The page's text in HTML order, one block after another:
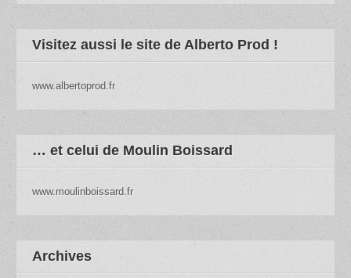
Visitez aussi le site de Alberto Prod !
www.albertoprod.fr
… et celui de Moulin Boissard
www.moulinboissard.fr
Archives